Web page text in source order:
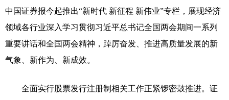
中国证券报今起推出“新时代 新征程 新伟业”专栏，展现经济
领域各行业深入学习贯彻习近平总书记全国两会期间一系列
重要讲话和全国两会精神，踔厉奋发、推进高质量发展的新
气象、新作为、新成效。
全面实行股票发行注册制相关工作正紧锣密鼓推进。证